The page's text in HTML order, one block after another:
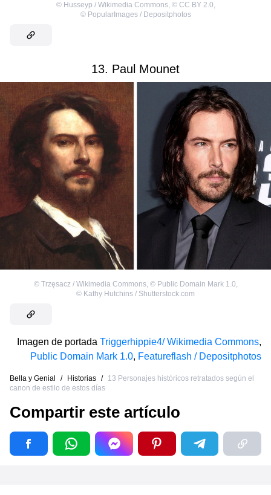
© Husseyp / Wikimedia Commons, © CC BY 2.0,
© PopularImages / Depositphotos
13. Paul Mounet
© Trzęsacz / Wikimedia Commons, © Public Domain Mark 1.0
© Kathy Hutchins / Shutterstock.com
Imagen de portada Triggerhippie4/ Wikimedia Commons,
Public Domain Mark 1.0, Featureflash / Depositphotos
Bella y Genial / Historias /
13 Personajes históricos retratados según el
canon de estilo de estos días
Compartir este artículo